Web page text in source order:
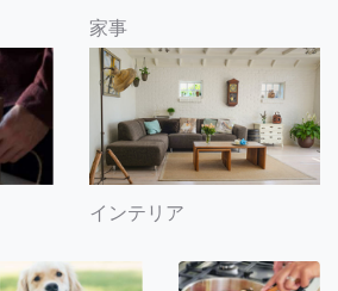
家事
インテリア